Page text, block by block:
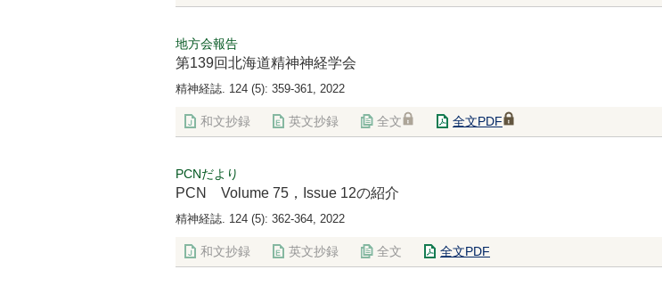
地方会報告
第139回北海道精神神経学会
精神経誌. 124 (5): 359-361, 2022
和文抄録 英文抄録 全文 全文PDF
PCNだより
PCN Volume 75，Issue 12の紹介
精神経誌. 124 (5): 362-364, 2022
和文抄録 英文抄録 全文 全文PDF